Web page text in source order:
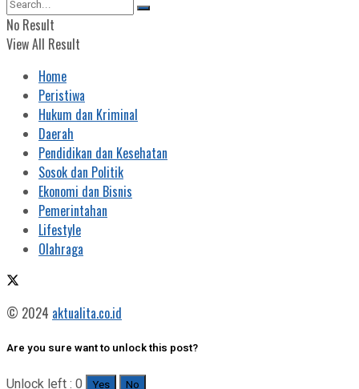
No Result
View All Result
Home
Peristiwa
Hukum dan Kriminal
Daerah
Pendidikan dan Kesehatan
Sosok dan Politik
Ekonomi dan Bisnis
Pemerintahan
Lifestyle
Olahraga
© 2024 aktualita.co.id
Are you sure want to unlock this post?
Unlock left : 0 Yes No